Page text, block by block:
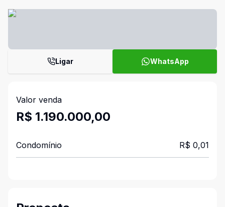
Ligar WhatsApp
Valor venda
R$ 1.190.000,00
Condomínio R$ 0,01